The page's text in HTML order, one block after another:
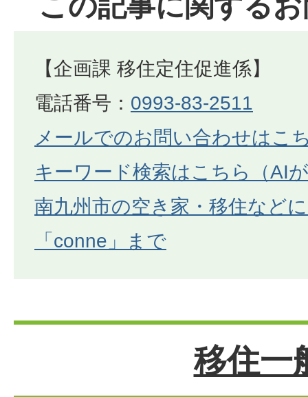
【企画課 移住定住促進係】
電話番号： 0993-83-2511
メールでのお問い合わせはこ
キーワード検索はこちら（AI
南九州市の空き家・移住など
「conne」まで
移住一